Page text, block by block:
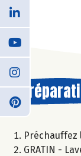
Préchauffez
GRATIN -